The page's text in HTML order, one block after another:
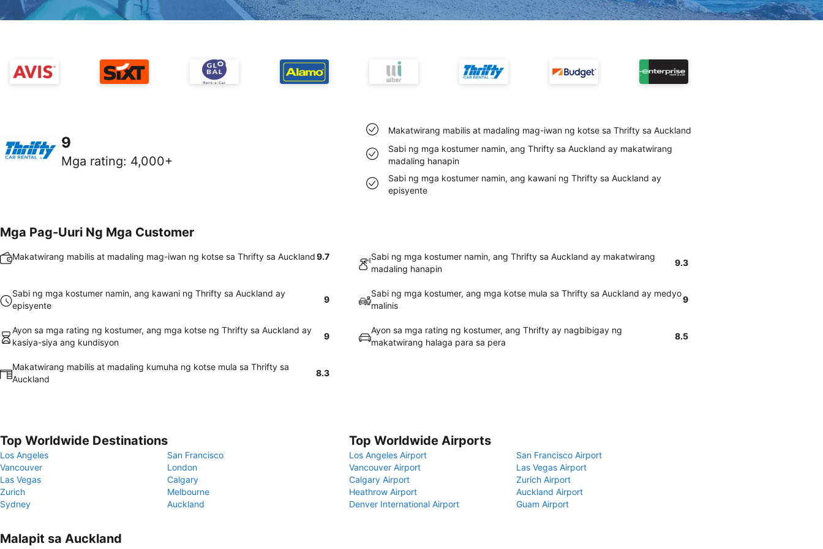
9
Mga rating: 4,000+
Makatwirang mabilis at madaling mag-iwan ng kotse sa Thrifty sa Auckland
Sabi ng mga kostumer namin, ang Thrifty sa Auckland ay makatwirang
madaling hanapin
Sabi ng mga kostumer namin, ang kawani ng Thrifty sa Auckland ay
episyente
Mga Pag-Uuri Ng Mga Customer
Makatwirang mabilis at madaling mag-iwan ng kotse sa Thrifty sa Auckland9.7
Sabi ng mga kostumer namin, ang Thrifty sa Auckland ay makatwirang
madaling hanapin
9.3
Sabi ng mga kostumer namin, ang kawani ng Thrifty sa Auckland ay
episyente
9
Sabi ng mga kostumer, ang mga kotse mula sa Thrifty sa Auckland ay medyo
malinis
9
Ayon sa mga rating ng kostumer, ang mga kotse ng Thrifty sa Auckland ay
kasiya-siya ang kundisyon
9
Ayon sa mga rating ng kostumer, ang Thrifty ay nagbibigay ng
makatwirang halaga para sa pera
8.5
Makatwirang mabilis at madaling kumuha ng kotse mula sa Thrifty sa
Auckland
8.3
Top Worldwide Destinations
Los Angeles
San Francisco
Vancouver
London
Las Vegas
Calgary
Zurich
Melbourne
Sydney
Auckland
Top Worldwide Airports
Los Angeles Airport
San Francisco Airport
Vancouver Airport
Las Vegas Airport
Calgary Airport
Zurich Airport
Heathrow Airport
Auckland Airport
Denver International Airport
Guam Airport
Malapit sa Auckland